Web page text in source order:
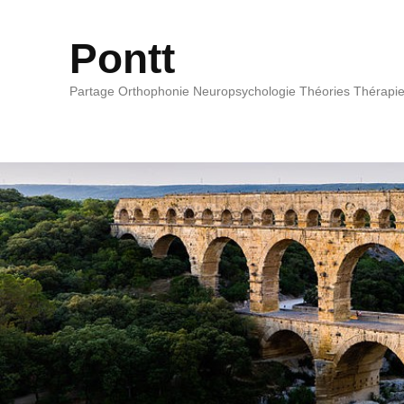
Pontt
Partage Orthophonie Neuropsychologie Théories